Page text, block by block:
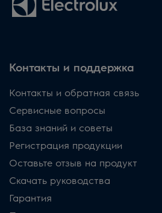
Контакты и поддержка
Контакты и обратная связь
Сервисные вопросы
База знаний и советы
Регистрация продукции
Оставьте отзыв на продукт
Скачать руководства
Гарантия